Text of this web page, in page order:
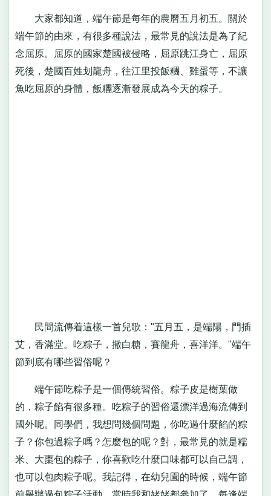
大家都知道，端午節是每年的農曆五月初五。關於
端午節的由來，有很多種說法，最常見的說法是為了紀
念屈原。屈原的國家楚國被侵略，屈原跳江身亡，屈原
死後，楚國百姓划龍舟，往江里投飯糰、雞蛋等，不讓
魚吃屈原的身體，飯糰逐漸發展成為今天的粽子。
民間流傳着這樣一首兒歌："五月五，是端陽，門插
艾，香滿堂。吃粽子，撒白糖，賽龍舟，喜洋洋。"端午
節到底有哪些習俗呢？
端午節吃粽子是一個傳統習俗。粽子皮是樹葉做
的，粽子餡有很多種。吃粽子的習俗還漂洋過海流傳到
國外呢。同學們，我想問幾個問題，你吃過什麼餡的粽
子？你包過粽子嗎？怎麼包的呢？對，最常見的就是糯
米、大棗包的粽子，你喜歡吃什麼口味都可以自己調，
也可以包肉粽子呢。我記得，在幼兒園的時候，端午節